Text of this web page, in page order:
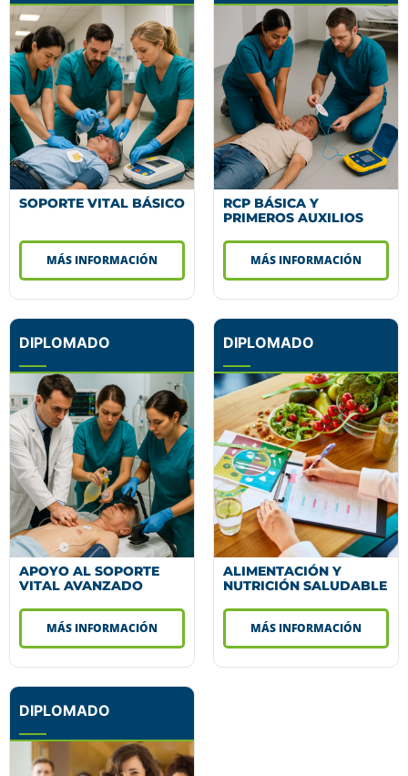
SOPORTE VITAL BÁSICO
MÁS INFORMACIÓN
RCP BÁSICA Y
PRIMEROS AUXILIOS
MÁS INFORMACIÓN
DIPLOMADO
APOYO AL SOPORTE
VITAL AVANZADO
MÁS INFORMACIÓN
DIPLOMADO
ALIMENTACIÓN Y
NUTRICIÓN SALUDABLE
MÁS INFORMACIÓN
DIPLOMADO